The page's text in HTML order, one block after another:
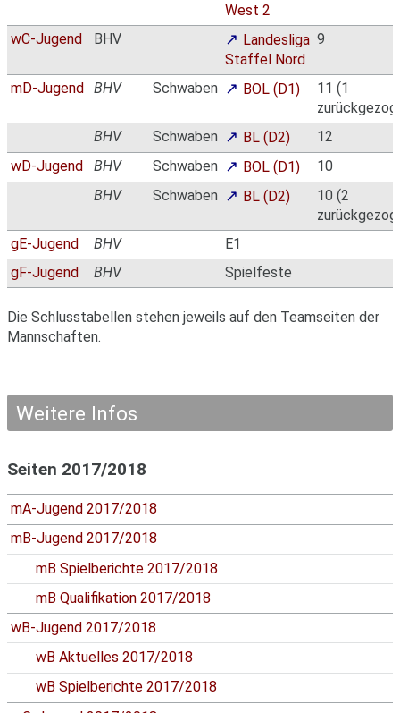
West 2
wC-Jugend BHV
Landesliga
Staffel Nord
9
mD-Jugend BHV Schwaben BOL (D1)
11 (1
BHV
Schwaben BL (D2)
12
wD-Jugend
BHV Schwaben BOL (D1)
10
BHV
Schwaben BL (D2)
10 (2
gE-Jugend
BHV
E1
gF-Jugend
BHV Spielfeste
Die Schlusstabellen stehen jeweils auf den Teamseiten der
Mannschaften.
Weitere Infos
Seiten 2017/2018
mA-Jugend 2017/2018
mB-Jugend 2017/2018
mB Spielberichte 2017/2018
mB Qualifikation 2017/2018
wB-Jugend 2017/2018
wB Aktuelles 2017/2018
wB Spielberichte 2017/2018